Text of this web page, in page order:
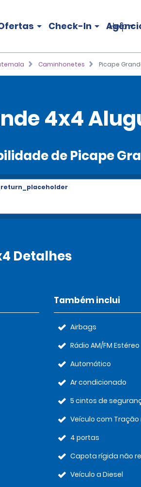
Check-In Help
Caminhonetes Picape
4x4
de Picape
Detalhes
Também inclui
Airbags
Rádio AM/FM Estéreo
Automático
Ar condicionado
5 cintos de
Veículo com Tração
4 portas
Capota rígida não
Veículo a Diesel